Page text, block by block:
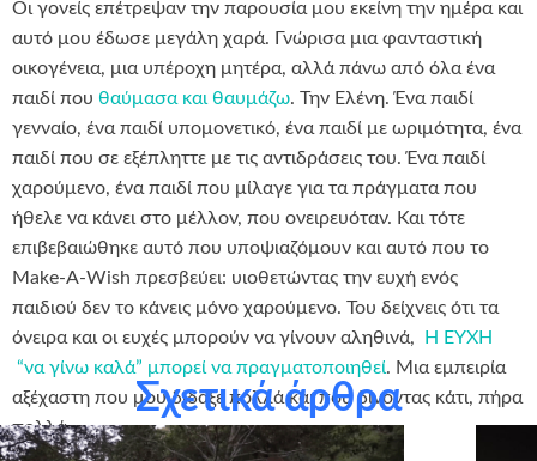
Οι γονείς επέτρεψαν την παρουσία μου εκείνη την ημέρα και
αυτό μου έδωσε μεγάλη χαρά. Γνώρισα μια φανταστική
οικογένεια, μια υπέροχη μητέρα, αλλά πάνω από όλα ένα
παιδί που θαύμασα και θαυμάζω. Την Ελένη. Ένα παιδί
γενναίο, ένα παιδί υπομονετικό, ένα παιδί με ωριμότητα, ένα
παιδί που σε εξέπληττε με τις αντιδράσεις του. Ένα παιδί
χαρούμενο, ένα παιδί που μίλαγε για τα πράγματα που
ήθελε να κάνει στο μέλλον, που ονειρευόταν. Και τότε
επιβεβαιώθηκε αυτό που υποψιαζόμουν και αυτό που το
Make-A-Wish πρεσβεύει: υιοθετώντας την ευχή ενός
παιδιού δεν το κάνεις μόνο χαρούμενο. Του δείχνεις ότι τα
όνειρα και οι ευχές μπορούν να γίνουν αληθινά, Η ΕΥΧΗ
“να γίνω καλά” μπορεί να πραγματοποιηθεί. Μια εμπειρία
αξέχαστη που μου δίδαξε πολλά και που δίνοντας κάτι, πήρα
πολλά.
Σχετικά άρθρα